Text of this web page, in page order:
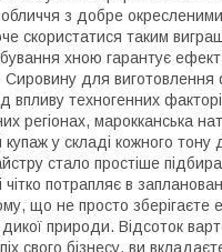
обличчя з добре
скористатися таким
хною гарантує ефект
для виготовлення
техногенних
регіонах, марокканська
у складі кожного тону
стало простіше
чітко потрапляє в
що не просто зберігаєте
природи. Відсоток
свого бізнесу, ви